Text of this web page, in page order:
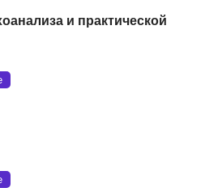
и практической